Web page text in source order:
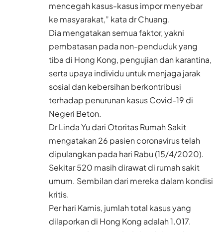
mencegah kasus-kasus impor menyebar
ke masyarakat,” kata dr Chuang.
Dia mengatakan semua faktor, yakni
pembatasan pada non-penduduk yang
tiba di Hong Kong, pengujian dan karantina,
serta upaya individu untuk menjaga jarak
sosial dan kebersihan berkontribusi
terhadap penurunan kasus Covid-19 di
Negeri Beton.
Dr Linda Yu dari Otoritas Rumah Sakit
mengatakan 26 pasien coronavirus telah
dipulangkan pada hari Rabu (15/4/2020).
Sekitar 520 masih dirawat di rumah sakit
umum. Sembilan dari mereka dalam kondisi
kritis.
Per hari Kamis, jumlah total kasus yang
dilaporkan di Hong Kong adalah 1.017.